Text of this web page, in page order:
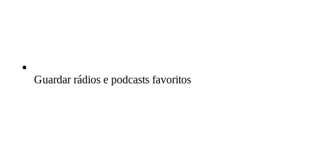
Guardar rádios e podcasts favoritos